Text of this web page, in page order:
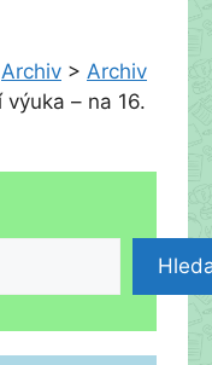
Archiv > Archiv
– na 16.